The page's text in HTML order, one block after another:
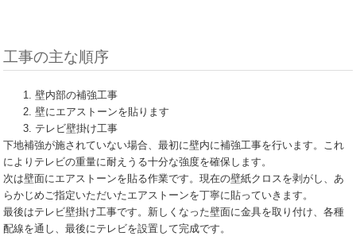
工事の主な順序
壁内部の補強工事
壁にエアストーンを貼ります
テレビ壁掛け工事
下地補強が施されていない場合、最初に壁内に補強工事を行います。これ
によりテレビの重量に耐えうる十分な強度を確保します。
次は壁面にエアストーンを貼る作業です。現在の壁紙クロスを剥がし、あ
らかじめご指定いただいたエアストーンを丁寧に貼っていきます。
最後はテレビ壁掛け工事です。新しくなった壁面に金具を取り付け、各種
配線を通し、最後にテレビを設置して完成です。